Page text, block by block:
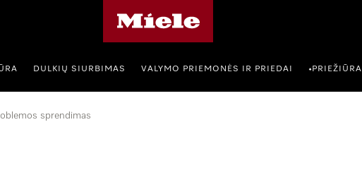
DULKIŲ SIURBIMAS VALYMO PRIEMONĖS IR PRIEDAI •PRIEŽIŪRA
sprendimas